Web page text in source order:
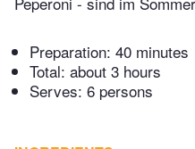
Preparation: 40 minutes
Total: about 3 hours
Serves: 6 persons